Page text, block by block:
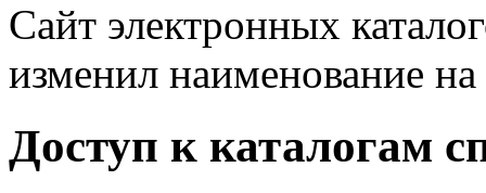
Сайт электронных
изменил наименование на
Доступ к каталогам